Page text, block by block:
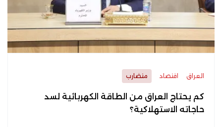
العراق اقتصاد متضارب
كم يحتاج العراق من الطاقة الكهربائية لسد
حاجاته الاستهلاكية؟